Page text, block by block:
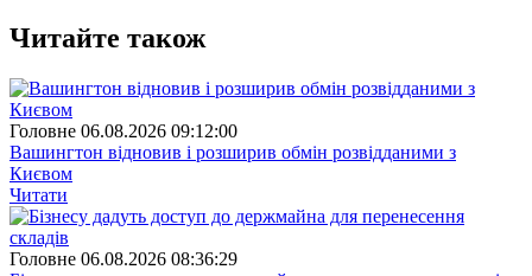
Читайте також
Головне 06.08.2026 09:12:00
Вашингтон відновив і розширив обмін розвідданими з
Києвом
Читати
Головне 06.08.2026 08:36:29